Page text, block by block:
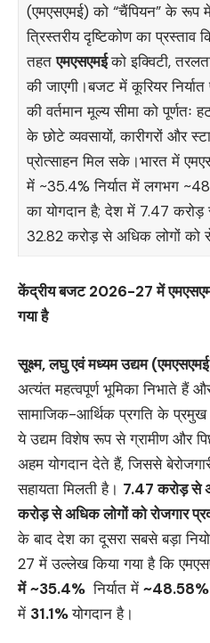
(एमएसएमई) को “चैंपियन” के रूप
त्रिस्तरीय दृष्टिकोण का प्रस्‍ताव
तहतएमएसएमईको इक्विटी,
की जाएगी।बजट में कूरियर
की वर्तमान मूल्य सीमा को पूर्णतः
के छोटे व्यवसायों, कारीगरों और
प्रोत्साहन मिल सके।भारत में
में ~35.4% निर्यात में लगभग
का योगदान है; देश में 7.47
32.82 करोड़ से अधिक लोगों को
केंद्रीय बजट2026-27 में
गया है
सूक्ष्म, लघु एवं मध्यमउद्यम
अत्यंत महत्वपूर्ण भूमिका निभाते हैं
सामाजिक-आर्थिक प्रगति के
ये उद्यम विशेष रूप से ग्रामीण और
अहम योगदान देते हैं, जिससे
सहायता मिलती है। 7.47 करोड़ से
करोड़से अधिक लोगों को रोजगार
के बाद देश का दूसरा सबसे बड़ा
27 में उल्लेख किया गया है कि
में ~35.4% निर्यात में
में 31.1%योगदान है।